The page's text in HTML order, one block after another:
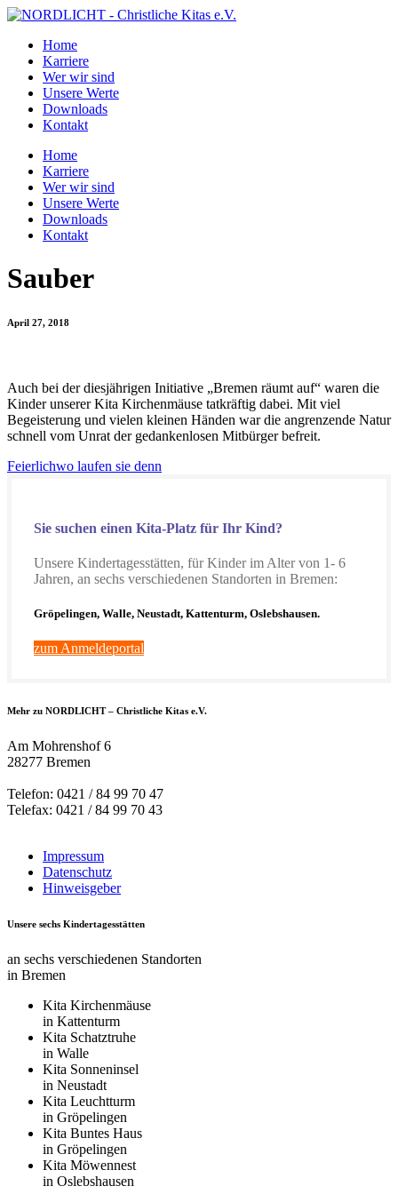
Home
Karriere
Wer wir sind
Unsere Werte
Downloads
Kontakt
Home
Karriere
Wer wir sind
Unsere Werte
Downloads
Kontakt
Sauber
April 27, 2018
Auch bei der diesjährigen Initiative „Bremen räumt auf“ waren die
Kinder unserer Kita Kirchenmäuse tatkräftig dabei. Mit viel
Begeisterung und vielen kleinen Händen war die angrenzende Natur
schnell vom Unrat der gedankenlosen Mitbürger befreit.
Feierlichwo laufen sie denn
Sie suchen einen Kita-Platz für Ihr Kind?
Unsere Kindertagesstätten, für Kinder im Alter von 1- 6
Jahren, an sechs verschiedenen Standorten in Bremen:
Gröpelingen, Walle, Neustadt, Kattenturm, Oslebshausen.
zum Anmeldeportal
Mehr zu NORDLICHT – Christliche Kitas e.V.
Am Mohrenshof 6
28277 Bremen
Telefon: 0421 / 84 99 70 47
Telefax: 0421 / 84 99 70 43
Impressum
Datenschutz
Hinweisgeber
Unsere sechs Kindertagesstätten
an sechs verschiedenen Standorten
in Bremen
Kita Kirchenmäuse
in Kattenturm
Kita Schatztruhe
in Walle
Kita Sonneninsel
in Neustadt
Kita Leuchtturm
in Gröpelingen
Kita Buntes Haus
in Gröpelingen
Kita Möwennest
in Oslebshausen